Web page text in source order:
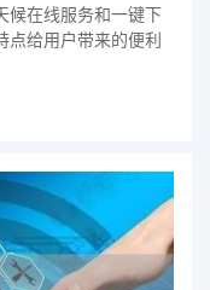
候在线服务和一键下
点给用户带来的便利